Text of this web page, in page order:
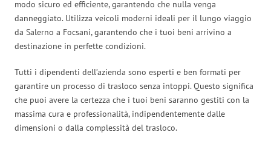
modo sicuro ed efficiente, garantendo che nulla venga
danneggiato. Utilizza veicoli moderni ideali per il lungo viaggio
da Salerno a Focsani, garantendo che i tuoi beni arrivino a
destinazione in perfette condizioni.
Tutti i dipendenti dell’azienda sono esperti e ben formati per
garantire un processo di trasloco senza intoppi. Questo significa
che puoi avere la certezza che i tuoi beni saranno gestiti con la
massima cura e professionalità, indipendentemente dalle
dimensioni o dalla complessità del trasloco.